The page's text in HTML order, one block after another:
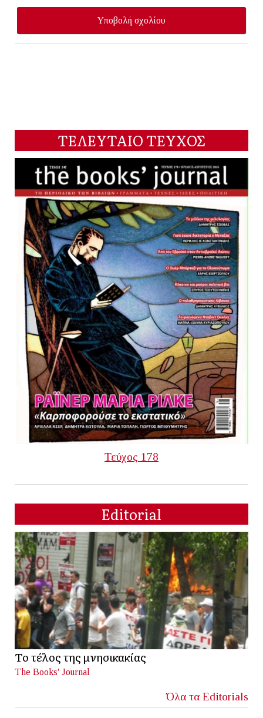
ΤΕΛΕΥΤΑΙΟ ΤΕΥΧΟΣ
Τεύχος 178
Editorial
Το τέλος της μνησικακίας
The Books' Journal
Όλα τα Editorials